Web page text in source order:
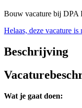
Bouw vacature bij DPA
Helaas, deze vacature is
Beschrijving
Wat je gaat doen: